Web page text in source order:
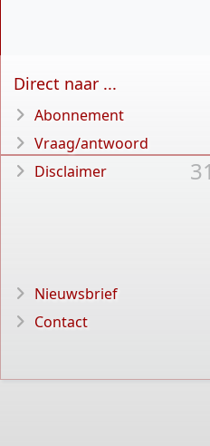
31
Direct naar ...
Abonnement
Vraag/antwoord
Disclaimer
Nieuwsbrief
Contact